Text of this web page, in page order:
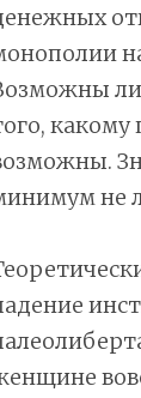
ли
какому
не